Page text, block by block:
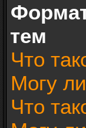
тем
Что
Могу
Что